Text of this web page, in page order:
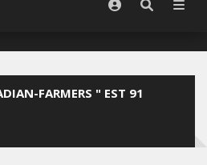
FARMERS " EST 91